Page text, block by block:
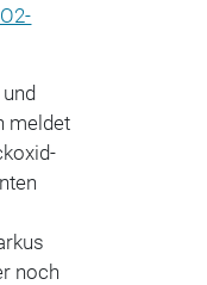
meldet
noch